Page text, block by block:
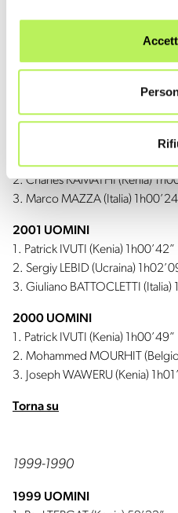
1. John YUDA (Tanzania)
2. Patrick IVUTI (Kenia) 1h00’28”
3. Martin SULLE (Tanzania)
1. Rachid BERRADI (Italia)
2. Charles KAMATHI (Kenia)
3. Marco MAZZA (Italia)
2001 UOMINI
1. Patrick IVUTI (Kenia) 1h00’42”
2. Sergiy LEBID (Ucraina)
3. Giuliano BATTOCLETTI (Italia)
2000 UOMINI
1. Patrick IVUTI (Kenia) 1h00’49”
2. Mohammed MOURHIT
3. Joseph WAWERU (Kenia)
Torna su
1999-1990
1999 UOMINI